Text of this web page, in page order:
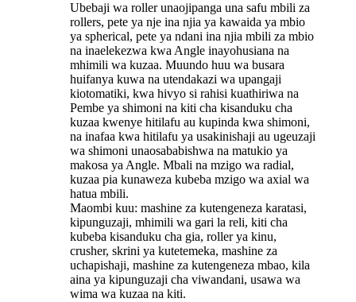
Ubebaji wa roller unaojipanga una safu mbili za
rollers, pete ya nje ina njia ya kawaida ya mbio
ya spherical, pete ya ndani ina njia mbili za mbio
na inaelekezwa kwa Angle inayohusiana na
mhimili wa kuzaa. Muundo huu wa busara
huifanya kuwa na utendakazi wa upangaji
kiotomatiki, kwa hivyo si rahisi kuathiriwa na
Pembe ya shimoni na kiti cha kisanduku cha
kuzaa kwenye hitilafu au kupinda kwa shimoni,
na inafaa kwa hitilafu ya usakinishaji au ugeuzaji
wa shimoni unaosababishwa na matukio ya
makosa ya Angle. Mbali na mzigo wa radial,
kuzaa pia kunaweza kubeba mzigo wa axial wa
hatua mbili.
Maombi kuu: mashine za kutengeneza karatasi,
kipunguzaji, mhimili wa gari la reli, kiti cha
kubeba kisanduku cha gia, roller ya kinu,
crusher, skrini ya kutetemeka, mashine za
uchapishaji, mashine za kutengeneza mbao, kila
aina ya kipunguzaji cha viwandani, usawa wa
wima wa kuzaa na kiti.